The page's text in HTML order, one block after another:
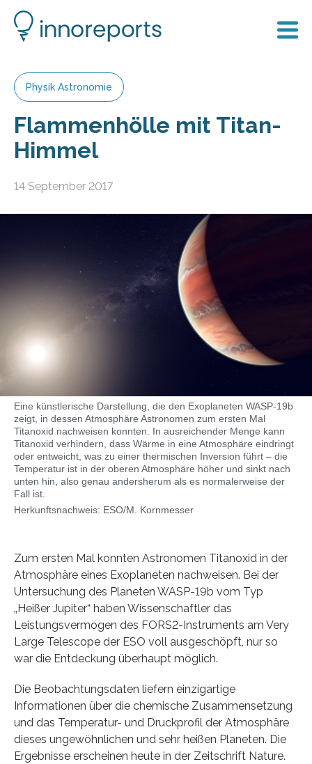
Physik Astronomie
Flammenhölle mit Titan-
Himmel
14 September 2017
Eine künstlerische Darstellung, die den Exoplaneten WASP-19b
zeigt, in dessen Atmosphäre Astronomen zum ersten Mal
Titanoxid nachweisen konnten. In ausreichender Menge kann
Titanoxid verhindern, dass Wärme in eine Atmosphäre eindringt
oder entweicht, was zu einer thermischen Inversion führt – die
Temperatur ist in der oberen Atmosphäre höher und sinkt nach
unten hin, also genau andersherum als es normalerweise der
Fall ist.
Herkunftsnachweis: ESO/M. Kornmesser
Zum ersten Mal konnten Astronomen Titanoxid in der
Atmosphäre eines Exoplaneten nachweisen. Bei der
Untersuchung des Planeten WASP-19b vom Typ
„Heißer Jupiter“ haben Wissenschaftler das
Leistungsvermögen des FORS2-Instruments am Very
Large Telescope der ESO voll ausgeschöpft, nur so
war die Entdeckung überhaupt möglich.
Die Beobachtungsdaten liefern einzigartige
Informationen über die chemische Zusammensetzung
und das Temperatur- und Druckprofil der Atmosphäre
dieses ungewöhnlichen und sehr heißen Planeten. Die
Ergebnisse erscheinen heute in der Zeitschrift Nature.